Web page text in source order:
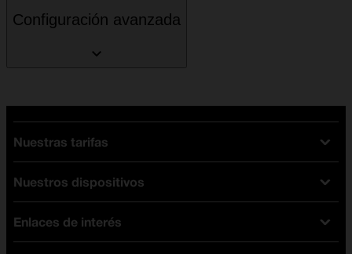
Configuración avanzada
Nuestras tarifas
Tarifas Orange
Tarifas fibra y móvil
Tarifas móviles
Nuestros dispositivos
Ofertas en móviles
iPhone
Enlaces de interés